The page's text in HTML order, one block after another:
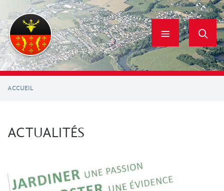
contenu
principal
ACCUEIL
ACTUALITÉS